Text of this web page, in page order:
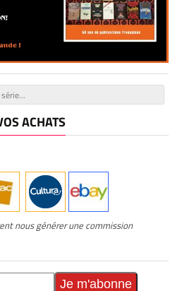
ACHATS
nous générer une commission